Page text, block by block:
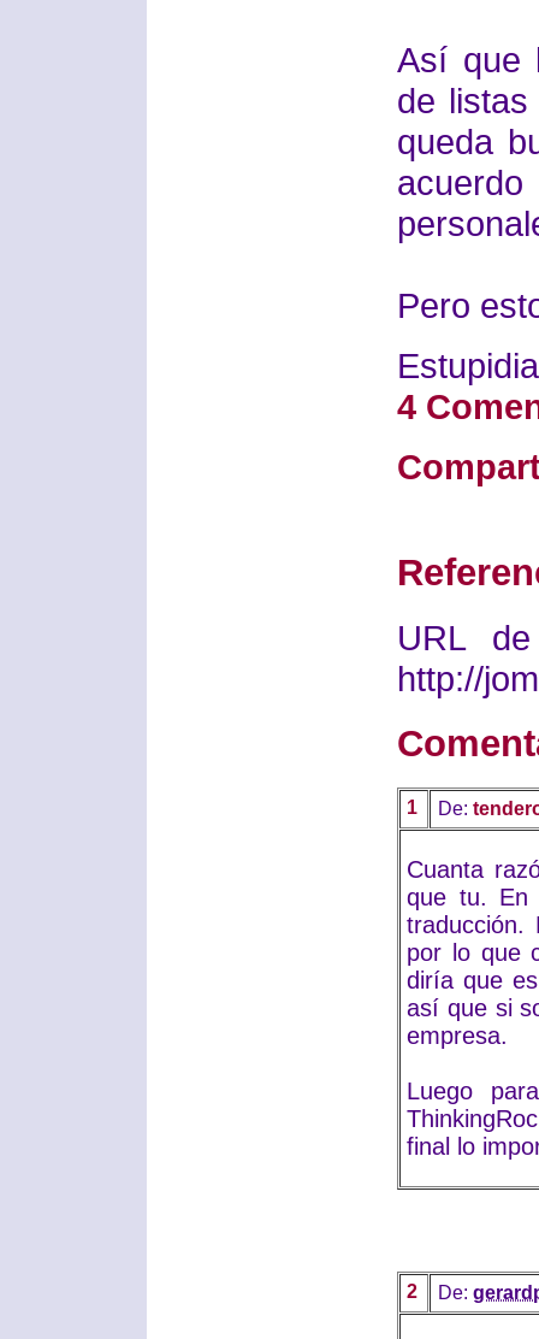
Así que
de
queda
Pero
4
URL
http://
1 De:
Cuanta
que tu. En
traducción.
por lo que
diría que
así que si
empresa.
Luego
final lo
2 De: